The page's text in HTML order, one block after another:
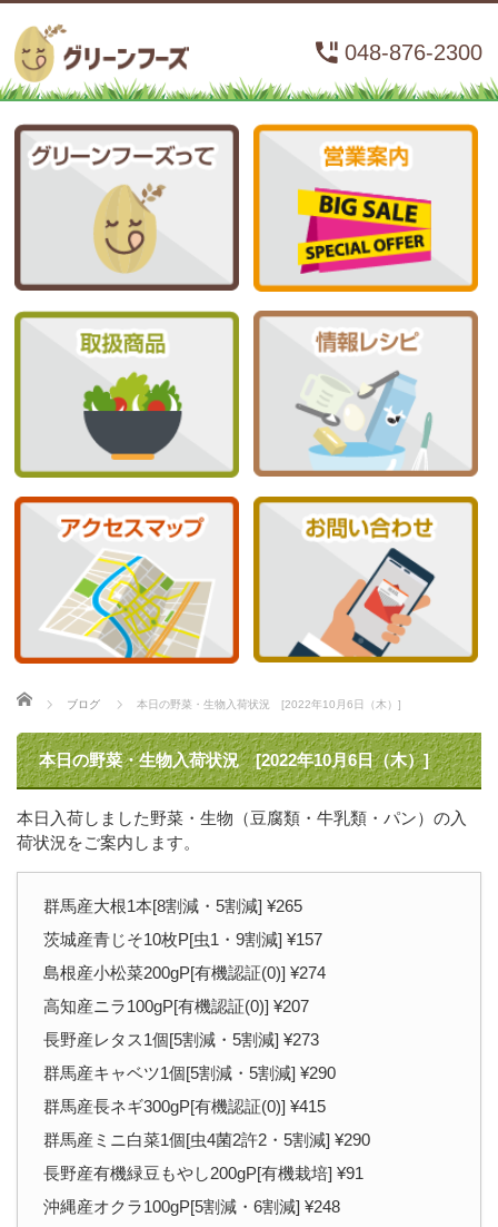
048-876-2300
ホーム
ブログ 本日の野菜・生物入荷状況 [2022年10月6日（木）]
本日の野菜・生物入荷状況 [2022年10月6日（木）]
本日入荷しました野菜・生物（豆腐類・牛乳類・パン）の入
荷状況をご案内します。
群馬産大根1本[8割減・5割減] ¥265
茨城産青じそ10枚P[虫1・9割減] ¥157
島根産小松菜200gP[有機認証(0)] ¥274
高知産ニラ100gP[有機認証(0)] ¥207
長野産レタス1個[5割減・5割減] ¥273
群馬産キャベツ1個[5割減・5割減] ¥290
群馬産長ネギ300gP[有機認証(0)] ¥415
群馬産ミニ白菜1個[虫4菌2許2・5割減] ¥290
長野産有機緑豆もやし200gP[有機栽培] ¥91
沖縄産オクラ100gP[5割減・6割減] ¥248